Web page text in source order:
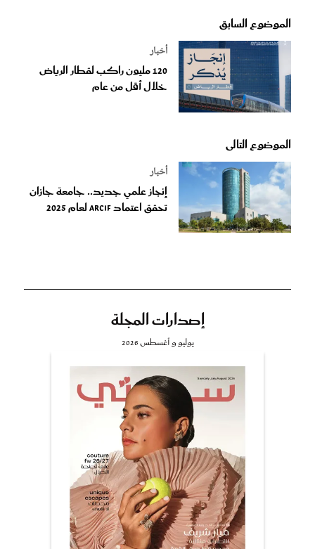
الموضوع السابق
أخبار
120 مليون راكب لقطار الرياض
خلال أقل من عام
الموضوع التالى
أخبار
إنجاز علمي جديد.. جامعة جازان
تحقق اعتماد ARCIF لعام 2025
إصدارات المجلة
يوليو و أغسطس 2026